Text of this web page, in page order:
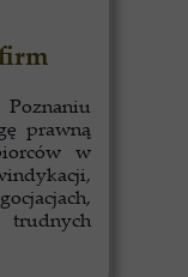
prawną
w